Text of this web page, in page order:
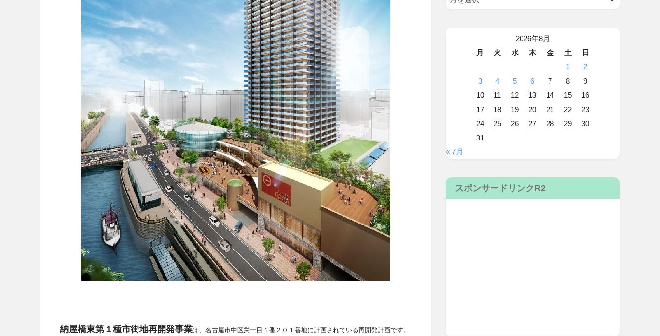
納屋橋東第１種市街地再開発事業は、名古屋市中区栄一目１番２０１番地に計画されている再開発計画です。
2026年8月
月
火 水 木 金 土
日
1
2
3
4 5 6 7 8
9
10
11 12 13 14 15
16
17
18 19 20 21 22
23
24
25 26 27 28 29
30
31
« 7月
スポンサードリンクR2